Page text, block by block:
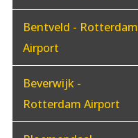
Bentveld - Rotterdam
Airport
Beverwijk -
Rotterdam Airport